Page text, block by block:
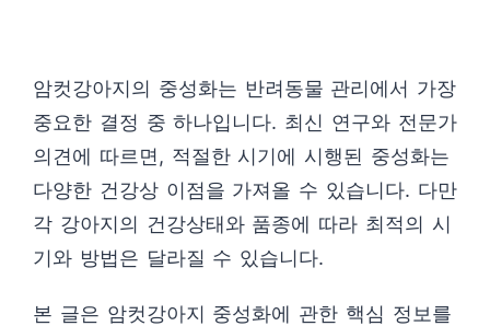
암컷강아지의 중성화는 반려동물 관리에서 가장
중요한 결정 중 하나입니다. 최신 연구와 전문가
의견에 따르면, 적절한 시기에 시행된 중성화는
다양한 건강상 이점을 가져올 수 있습니다. 다만
각 강아지의 건강상태와 품종에 따라 최적의 시
기와 방법은 달라질 수 있습니다.
본 글은 암컷강아지 중성화에 관한 핵심 정보를